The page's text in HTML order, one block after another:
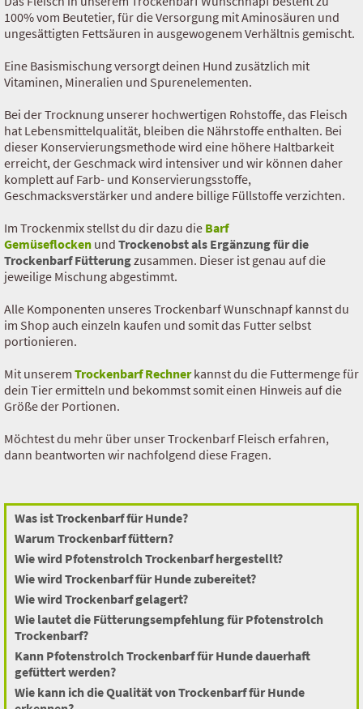
100% vom Beutetier, für die Versorgung mit Aminosäuren und
ungesättigten Fettsäuren in ausgewogenem Verhältnis gemischt.
Eine Basismischung versorgt deinen Hund zusätzlich mit
Vitaminen, Mineralien und Spurenelementen.
Bei der Trocknung unserer hochwertigen Rohstoffe, das Fleisch
hat Lebensmittelqualität, bleiben die Nährstoffe enthalten. Bei
dieser Konservierungsmethode wird eine höhere Haltbarkeit
erreicht, der Geschmack wird intensiver und wir können daher
komplett auf Farb- und Konservierungsstoffe,
Geschmacksverstärker und andere billige Füllstoffe verzichten.
Im Trockenmix stellst du dir dazu die Barf
Gemüseflocken und Trockenobst als Ergänzung für die
Trockenbarf Fütterungzusammen. Dieser ist genau auf die
jeweilige Mischung abgestimmt.
Alle Komponenten unseres Trockenbarf Wunschnapf kannst du
im Shop auch einzeln kaufen und somit das Futter selbst
portionieren.
Mit unserem Trockenbarf Rechnerkannst du die Futtermenge für
dein Tier ermitteln und bekommst somit einen Hinweis auf die
Größe der Portionen.
Möchtest du mehr über unser Trockenbarf Fleisch erfahren,
dann beantworten wir nachfolgend diese Fragen.
Was ist Trockenbarf für Hunde?
Warum Trockenbarf füttern?
Wie wird Pfotenstrolch Trockenbarf hergestellt?
Wie wird Trockenbarf für Hunde zubereitet?
Wie wird Trockenbarf gelagert?
Wie lautet die Fütterungsempfehlung für Pfotenstrolch
Trockenbarf?
Kann Pfotenstrolch Trockenbarf für Hunde dauerhaft
gefüttert werden?
Wie kann ich die Qualität von Trockenbarf für Hunde